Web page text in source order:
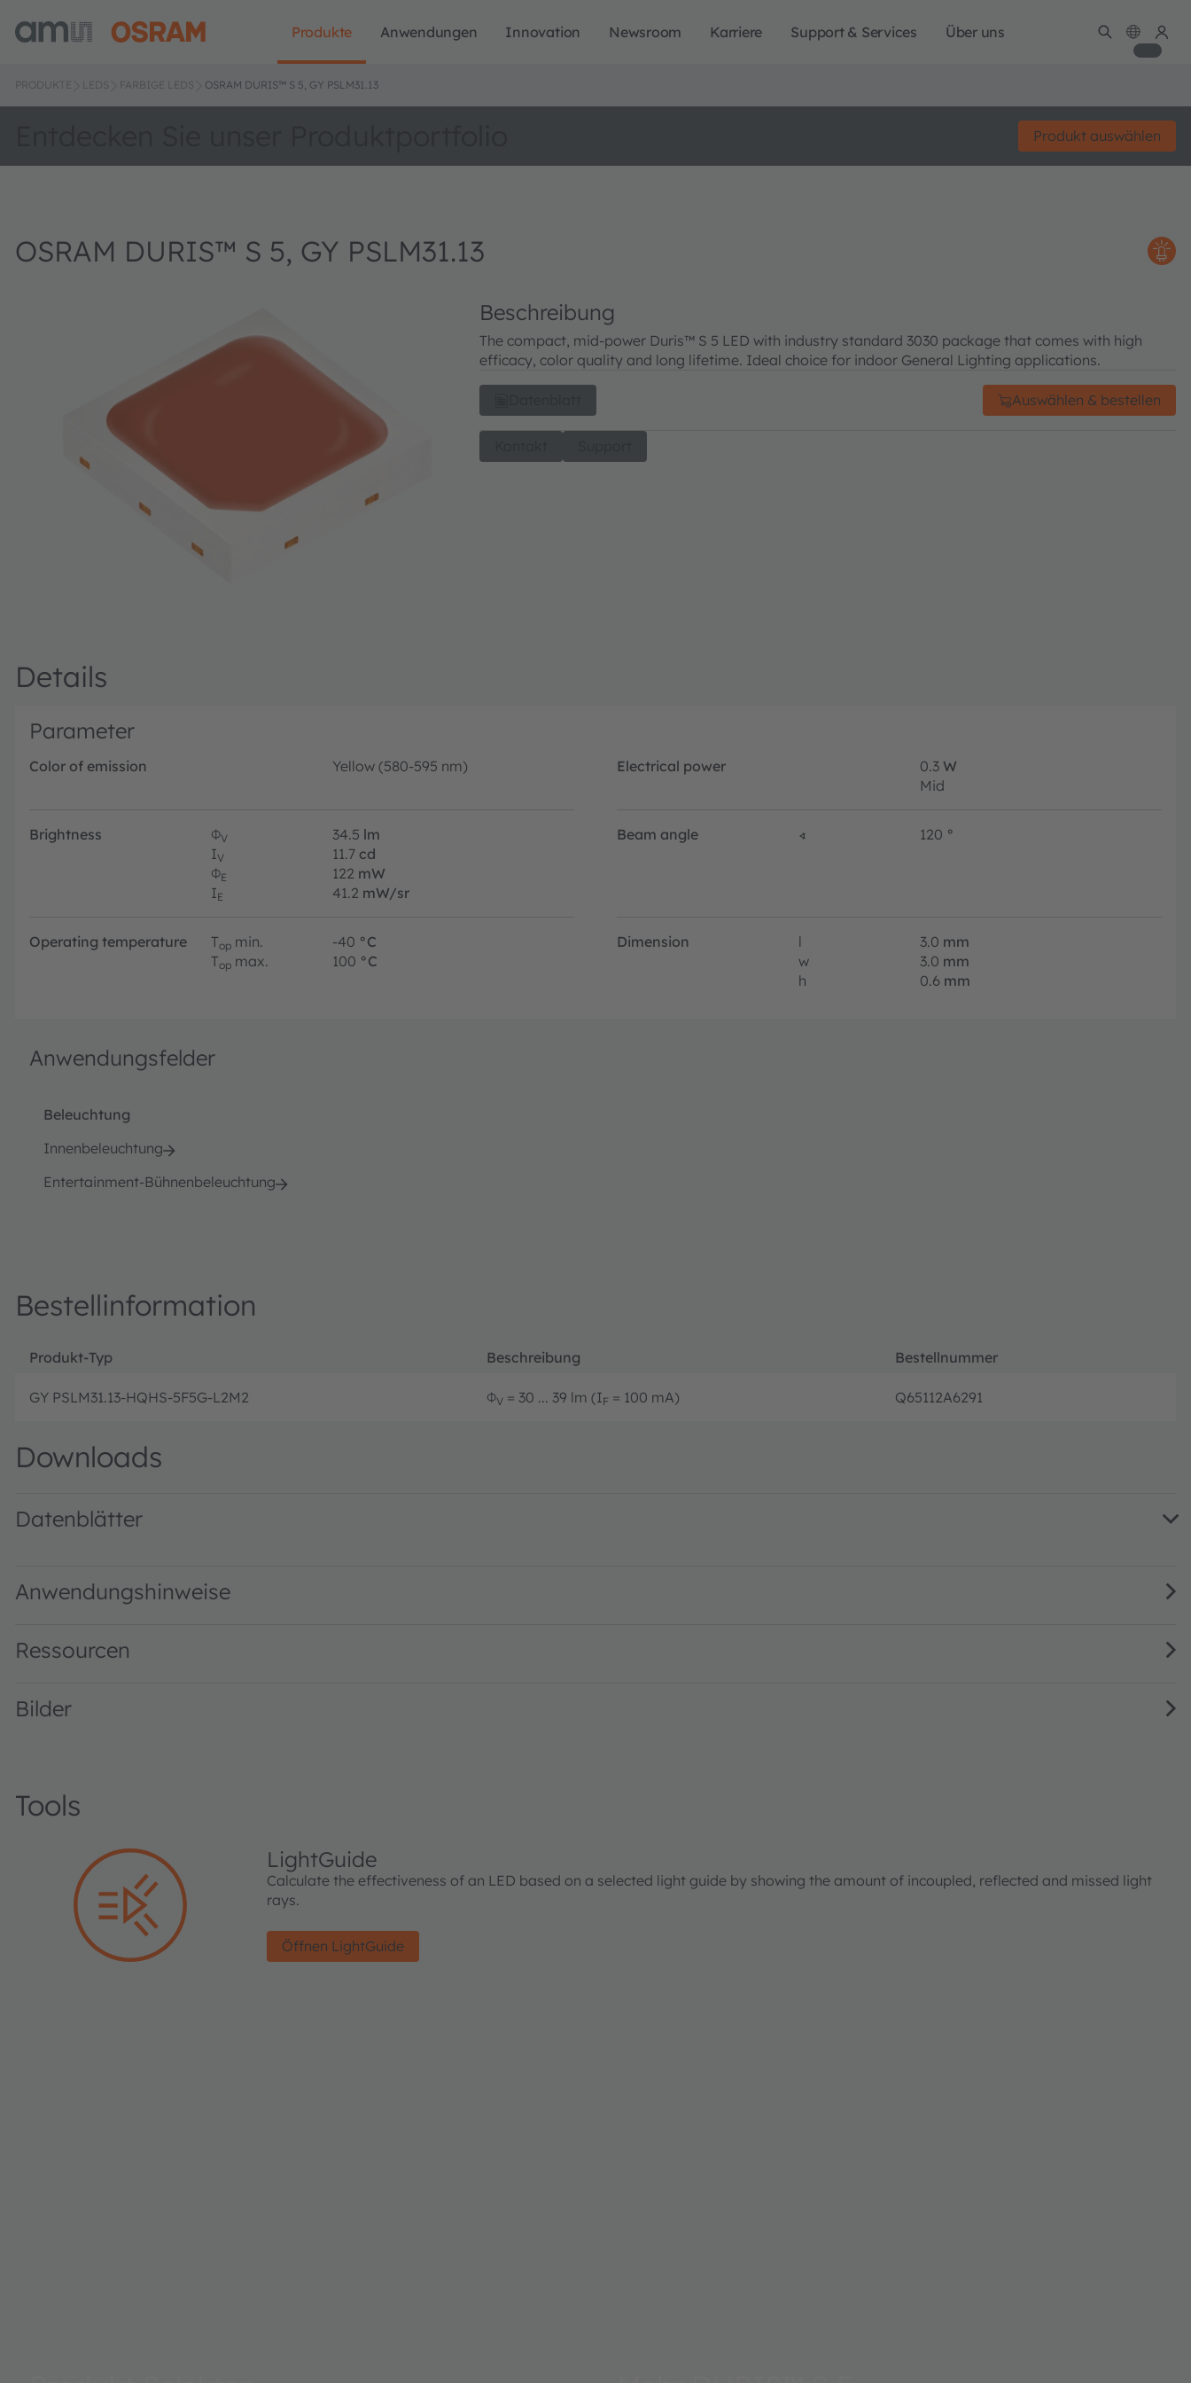
Produkte Anwendungen Innovation Newsroom Karriere Support & Services Über uns
PRODUKTE LEDS FARBIGE LEDS OSRAM DURIS™ S 5, GY PSLM31.13
Produkt auswählen
OSRAM DURIS™ S 5, GY PSLM31.13
Beschreibung
The compact, mid-power Duris™ S 5 LED with industry standard 3030 package that comes with high
efficacy, color quality and long lifetime. Ideal choice for indoor General Lighting applications.
Auswählen & bestellen
Details
Parameter
Color of emission Yellow (580-595 nm) Electrical power 0.3 W
Mid
Brightness ΦV 34.5 lm
IV 11.7 cd
ΦE 122 mW
IE 41.2 mW/sr
Beam angle ∢ 120 °
Operating temperature Top min. -40 °C
Top max. 100 °C
Dimension l 3.0 mm
w
3.0 mm
h
0.6 mm
Anwendungsfelder
Beleuchtung
Innenbeleuchtung
Entertainment-Bühnenbeleuchtung
Bestellinformation
Produkt-Typ Beschreibung Bestellnummer
GY PSLM31.13-HQHS-5F5G-L2M2 ΦV = 30 ... 39 lm (IF = 100 mA) Q65112A6291
Downloads
Datenblätter
Anwendungshinweise
Ressourcen
Bilder
Tools
LightGuide
Calculate the effectiveness of an LED based on a selected light guide by showing the amount of incoupled, reflected and missed light
rays.
Öffnen LightGuide